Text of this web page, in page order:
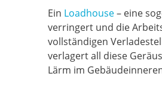
Ein Loadhouse– eine
verringert und die
vollständigen
verlagert all diese
Lärm im